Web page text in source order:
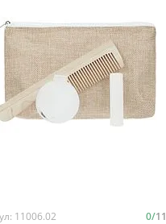
11006.02 0/11